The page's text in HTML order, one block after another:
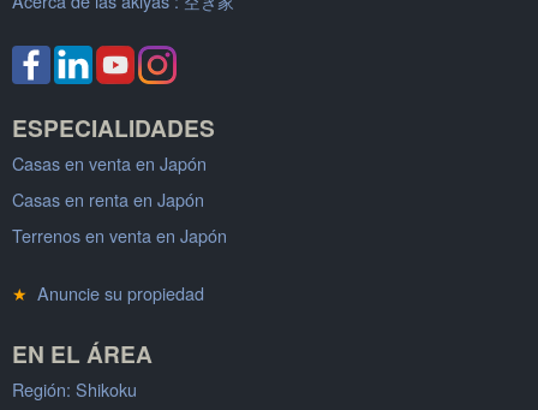
ESPECIALIDADES
Casas en venta en Japón
Casas en renta en Japón
Terrenos en venta en Japón
★ Anuncie su propiedad
EN EL ÁREA
Región: Shikoku